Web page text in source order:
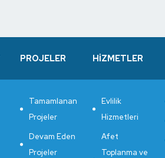
PROJELER
Tamamlanan
Projeler
Devam Eden
Projeler
HİZMETLER
Evlilik
Hizmetleri
Afet
Toplanma ve